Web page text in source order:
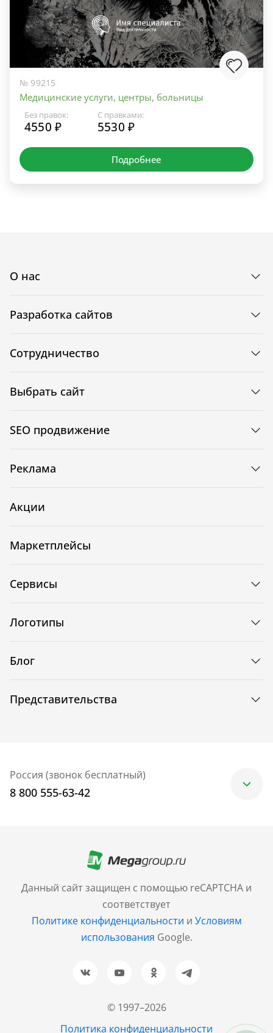
№ 99215
Медицинские услуги, центры, больницы
Без правок:
4550 ₽
С правками:
5530 ₽
Подробнее
© 1997–2026
Политика конфиденциальности
Данный сайт защищен с помощью reCAPTCHA и
соответствует
Политике конфиденциальности и Условиям
использования Google.
О нас
Разработка сайтов
Сотрудничество
Выбрать сайт
SEO продвижение
Реклама
Акции
Маркетплейсы
Сервисы
Логотипы
Блог
Представительства
Россия (звонок бесплатный)
8 800 555-63-42
+7 (499) 705-30-10
Санкт-Петербург
+7 (812) 600-77-33
Барнаул
+7 (961) 999-93-93
Новосибирск